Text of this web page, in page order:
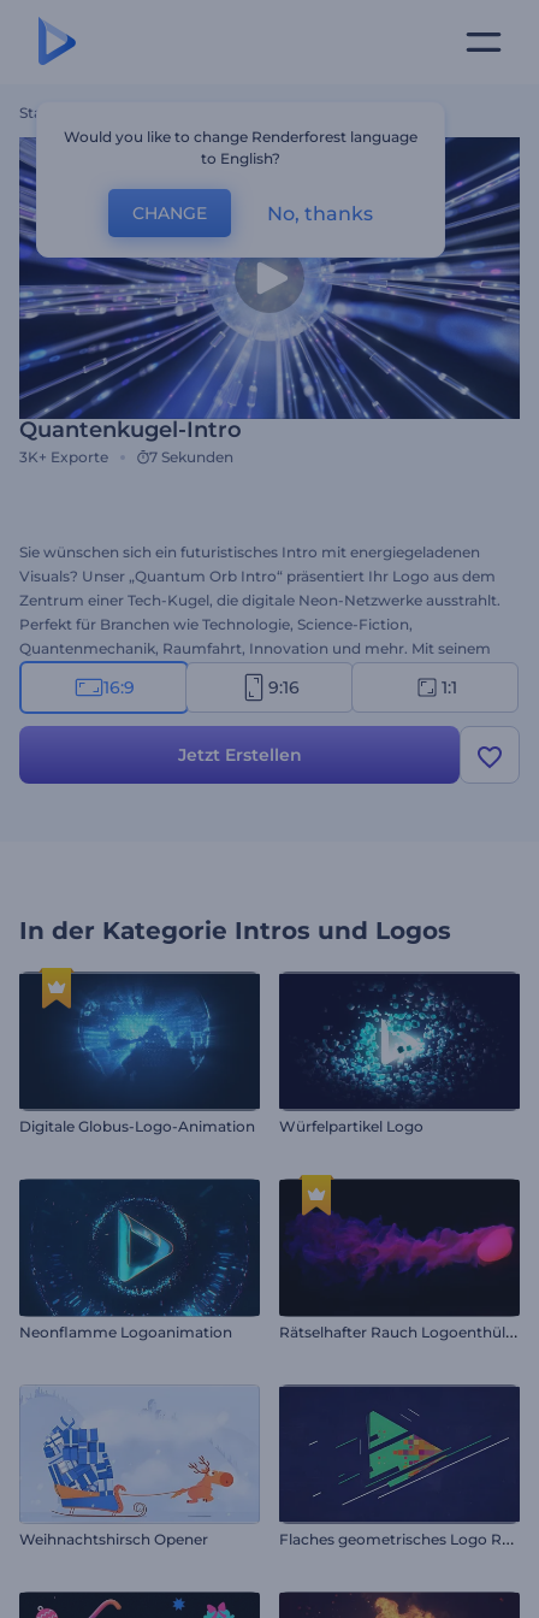
Startseite
Quantenkugel-Intro
3K+ Exporte 7 Sekunden
Sie wünschen sich ein futuristisches Intro mit energiegeladenen
Visuals? Unser „Quantum Orb Intro“ präsentiert Ihr Logo aus dem
Zentrum einer Tech-Kugel, die digitale Neon-Netzwerke ausstrahlt.
Perfekt für Branchen wie Technologie, Science-Fiction,
Quantenmechanik, Raumfahrt, Innovation und mehr. Mit seinem
energetischen Zentrum rückt Ihre Marke in den Mittelpunkt. Laden
Sie Ihr Logo hoch, fügen Sie Ihren Slogan hinzu und wählen Sie den
16:9 9:16 1:1
Jetzt Erstellen
In der Kategorie Intros und Logos
Digitale Globus-Logo-Animation Würfelpartikel Logo
Neonflamme Logoanimation R
ätselhafter Rauch Logoenthüllung
Weihnachtshirsch Opener F
laches geometrisches Logo Reveal
Would you like to change Renderforest language
to English?
CHANGE No, thanks